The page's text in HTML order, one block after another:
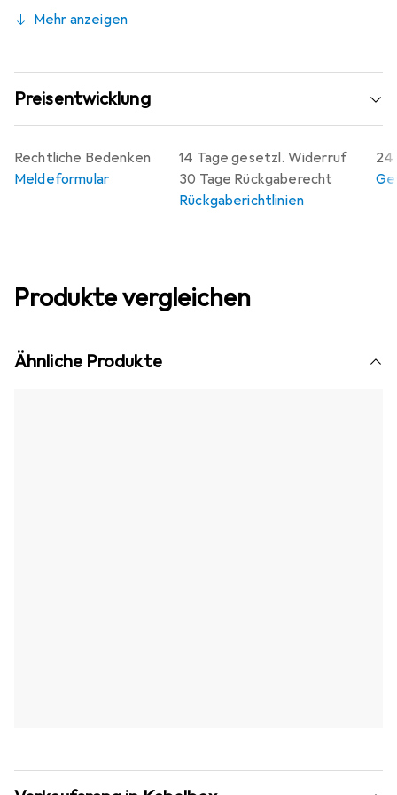
Mehr anzeigen
Preisentwicklung
14 Tage gesetzl. Widerruf
30 Tage Rückgaberecht
Rückgaberichtlinien
24
Rechtliche Bedenken
Meldeformular
Produkte vergleichen
Ähnliche Produkte